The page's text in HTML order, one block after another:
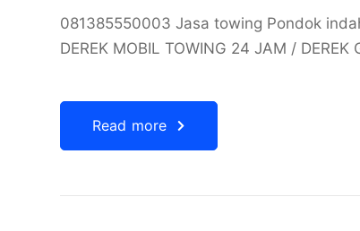
081385550003 Jasa towing Pondok
DEREK MOBIL TOWING 24 JAM / DEREK
Read more